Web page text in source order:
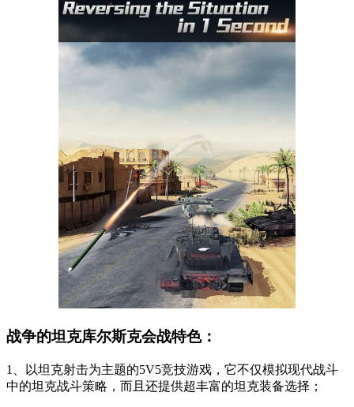
战争的坦克库尔斯克会战特色：
1、以坦克射击为主题的5V5竞技游戏，它不仅模拟现代战斗
中的坦克战斗策略，而且还提供超丰富的坦克装备选择；